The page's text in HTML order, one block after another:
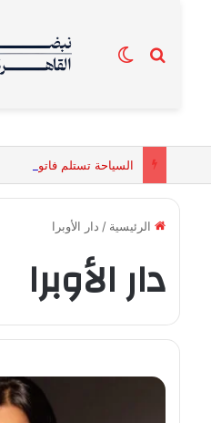
بحث عنالوضع المظلم
الرئيسية / دار الأوبرا
دار الأوبرا